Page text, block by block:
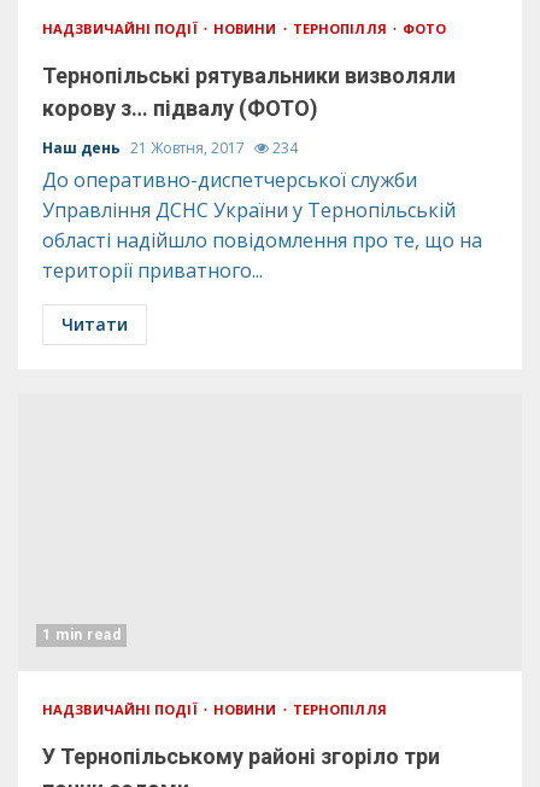
НАДЗВИЧАЙНІ ПОДІЇ НОВИНИ ТЕРНОПІЛЛЯ ФОТО
Тернопільські рятувальники визволяли
корову з… підвалу (ФОТО)
Наш день 21 Жовтня, 2017 234
До оперативно-диспетчерської служби
Управління ДСНС України у Тернопільській
області надійшло повідомлення про те, що на
території приватного...
Читати
1 min read
НАДЗВИЧАЙНІ ПОДІЇ НОВИНИ ТЕРНОПІЛЛЯ
У Тернопільському районі згоріло три